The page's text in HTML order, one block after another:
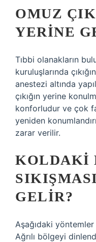
OMUZ
YERINE
Tıbbi olanakların
kuruluşlarında
anestezi altında
çıkığın yerine
konforludur ve çok
yeniden
zarar verilir.
KOLDAKI
GELIR?
Aşağıdaki
Ağrılı bölgeyi